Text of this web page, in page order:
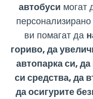
автобуси могат
ви помагат да
гориво, да
автопарка си,
си средства, да
да осигурите